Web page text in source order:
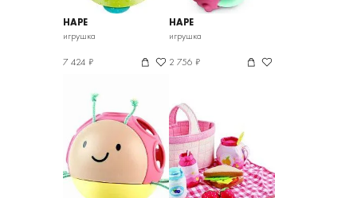
HAPE
игрушка
7 424 ₽
HAPE
игрушка
2 756 ₽